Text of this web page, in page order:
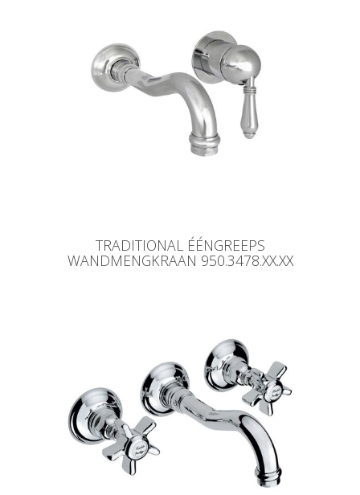
TRADITIONAL ÉÉNGREEPS
WANDMENGKRAAN 950.3478.XX.XX